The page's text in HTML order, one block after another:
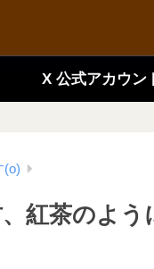
X 公式アカウン
(o)
紅茶のよう